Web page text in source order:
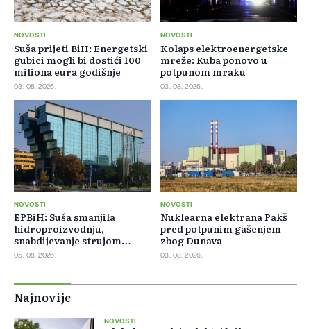
NOVOSTI
Suša prijeti BiH: Energetski
gubici mogli bi dostići 100
miliona eura godišnje
03. 08. 2026.
NOVOSTI
Kolaps elektroenergetske
mreže: Kuba ponovo u
potpunom mraku
03. 08. 2026.
NOVOSTI
EPBiH: Suša smanjila
hidroproizvodnju,
snabdijevanje strujom
ostaje stabilno
05. 08. 2026.
NOVOSTI
Nuklearna elektrana Pakš
pred potpunim gašenjem
zbog Dunava
03. 08. 2026.
Najnovije
NOVOSTI